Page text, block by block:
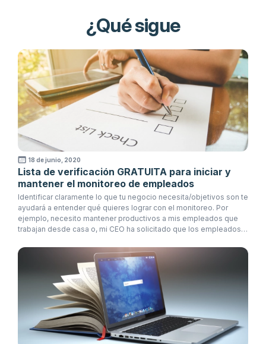
¿Qué sigue
18 de junio, 2020
Lista de verificación GRATUITA para iniciar y
mantener el monitoreo de empleados
Identificar claramente lo que tu negocio necesita/objetivos son te
ayudará a entender qué quieres lograr con el monitoreo. Por
ejemplo, necesito mantener productivos a mis empleados que
trabajan desde casa o, mi CEO ha solicitado que los empleados